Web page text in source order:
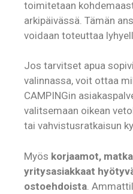
toimitetaan
arkipäivässä. Tämän
voidaan toteuttaa
Jos tarvitset apua
valinnassa, voit ottaa
CAMPINGin
valitsemaan oikean
tai vahvistusratkaisun
Myös korjaamot,
yritysasiakkaat
ostoehdoista .